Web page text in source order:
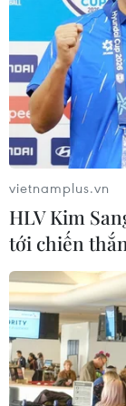
dự án kết nối
Thành
06/08/2026 09:05
Cầu
tông của xe
tăng kết nối
Hà Nội
06/08/2026 08:19
Đắk Lắk: Điều
vietnamplus.vn
HLV Kim
tới chiến